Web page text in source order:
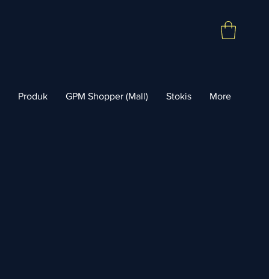
Produk GPM Shopper (Mall) Stokis More